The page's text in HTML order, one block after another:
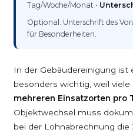
Tag/Woche/Monat •
Optional: Unterschrift des
für Besonderheiten.
In der Gebäudereinigung ist
besonders wichtig, weil
mehreren Einsatzorten pro
Objektwechsel muss
bei der Lohnabrechnung die